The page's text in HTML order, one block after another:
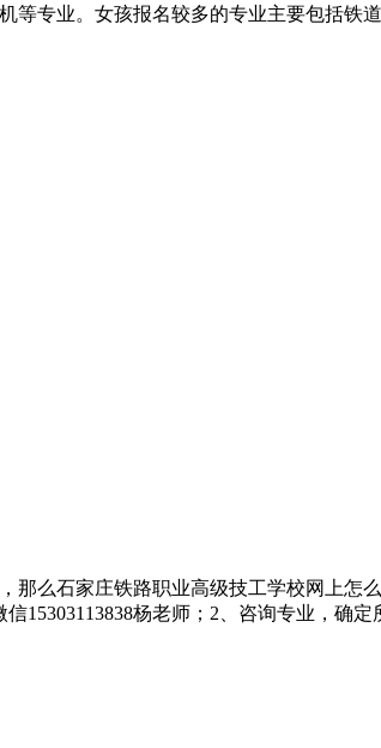
专业。女孩报名较多的专业主要包括铁
么石家庄铁路职业高级技工学校网上怎
15303113838杨老师；2、咨询专业，确